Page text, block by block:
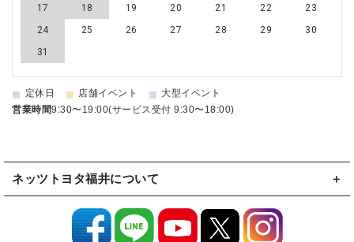
17
18 19 20 21 22
23
24
25 26 27 28 29
30
31
■ 定休日 ■ 店舗イベント ■ 大型イベント
営業時間9:30〜19:00(サービス受付 9:30〜18:00)
ネッツトヨタ福井について